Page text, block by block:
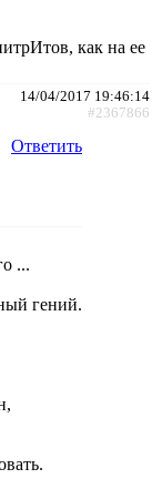
как на ее
14/04/2017 19:46:14
#2367866
Ответить
...
гений.